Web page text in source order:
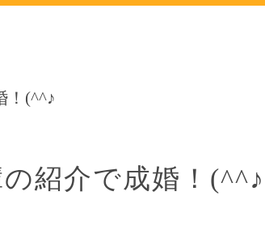
！(^^♪
紹介で成婚！(^^♪